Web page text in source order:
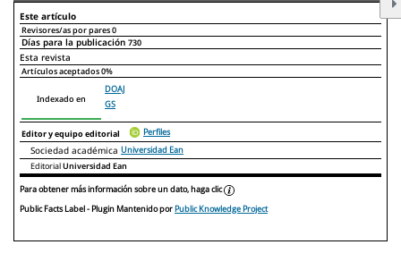
Este artículo
Revisores/as por pares0
Días para la publicación 730
Declaraciones de autoría
Esta revista
Artículos aceptados0%
Indexado en
DOAJ
GS
Editor y equipo editorial Perfiles
Sociedad académica Universidad Ean
EditorialUniversidad Ean
Para obtener más información sobre un dato, haga clic
Public Facts Label- Plugin Mantenido porPublic Knowledge Project